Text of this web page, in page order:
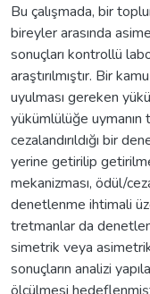
Bu çalışmada, bir
bireyler arasında
sonuçları kontrollü
araştırılmıştır. Bir
uyulması gereken
yükümlülüğe uymanın
cezalandırıldığı bir
yerine getirilip
mekanizması, ödül/
denetlenme ihtimali
tretmanlar da
simetrik veya
sonuçların analizi